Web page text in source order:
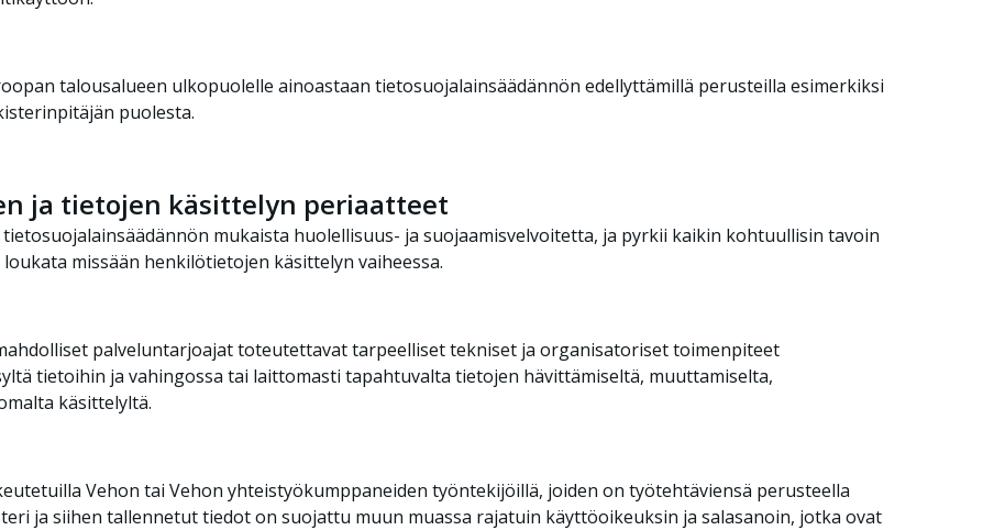
talousalueen ulkopuolelle ainoastaan tietosuojalainsäädännön edellyttämillä perusteilla esimerkiksi
puolesta.
ja tietojen käsittelyn periaatteet
mukaista huolellisuus- ja suojaamisvelvoitetta, ja pyrkii kaikin kohtuullisin tavoin
missään henkilötietojen käsittelyn vaiheessa.
palveluntarjoajat toteutettavat tarpeelliset tekniset ja organisatoriset toimenpiteet
tietoihin ja vahingossa tai laittomasti tapahtuvalta tietojen hävittämiseltä, muuttamiselta,
käsittelyltä.
Vehon tai Vehon yhteistyökumppaneiden työntekijöillä, joiden on työtehtäviensä perusteella
ja siihen tallennetut tiedot on suojattu muun muassa rajatuin käyttöoikeuksin ja salasanoin, jotka ovat